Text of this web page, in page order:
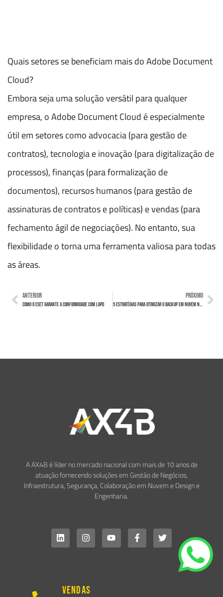
Quais setores se beneficiam mais do Adobe Document
Cloud?
Embora seja uma solução versátil para qualquer
empresa, o Adobe Document Cloud é especialmente
útil em setores como advocacia (para gestão de
contratos), tecnologia e inovação (para digitalização de
processos), finanças (para formalização de
documentos), recursos humanos (para gestão de
assinaturas de contratos e políticas) e vendas (para
fechamento ágil de negociações). No entanto, sua
flexibilidade o torna uma ferramenta valiosa para todas
as áreas.
ANTERIOR
Como o ESET garante a conformidade com LGPD
PRÓXIMO
A AX4B é líder no mercado nacional com mais de 10 anos de
atuação fornecendo soluções em Gestão de Negócios,
Infraestrutura, Segurança, Colaboração em Nuvem e Design e
Engenharia.
Vendas